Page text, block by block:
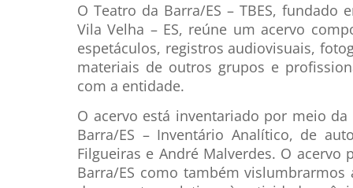
O Teatro da Barra/ES – TBES,
Vila Velha – ES, reúne um acervo
espetáculos, registros audiovisuais,
materiais de outros grupos e
com a entidade.
O acervo está inventariado por meio
Barra/ES – Inventário Analítico, de
Filgueiras e André Malverdes. O
Barra/ES como também